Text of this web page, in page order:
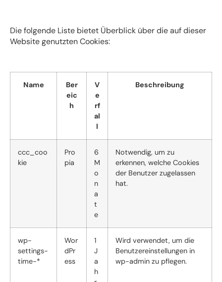
Die folgende Liste bietet Überblick über die auf dieser
Website genutzten Cookies:
Name
Ber
eic
h
V
e
rf
al
l
Beschreibung
ccc_coo
kie
Pro
pia
6
M
o
n
a
t
e
Notwendig, um zu
erkennen, welche Cookies
der Benutzer zugelassen
hat.
wp-
settings-
time-*
Wor
dPr
ess
1
J
a
h
Wird verwendet, um die
Benutzereinstellungen in
wp-admin zu pflegen.